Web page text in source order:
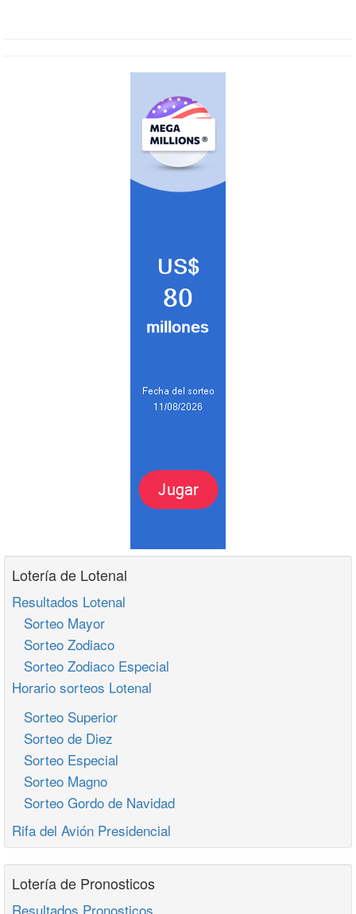
Lotería de Lotenal
Resultados Lotenal
Sorteo Mayor
Sorteo Zodiaco
Sorteo Zodiaco Especial
Horario sorteos Lotenal
Sorteo Superior
Sorteo de Diez
Sorteo Especial
Sorteo Magno
Sorteo Gordo de Navidad
Rifa del Avión Presidencial
Lotería de Pronosticos
Resultados Pronosticos